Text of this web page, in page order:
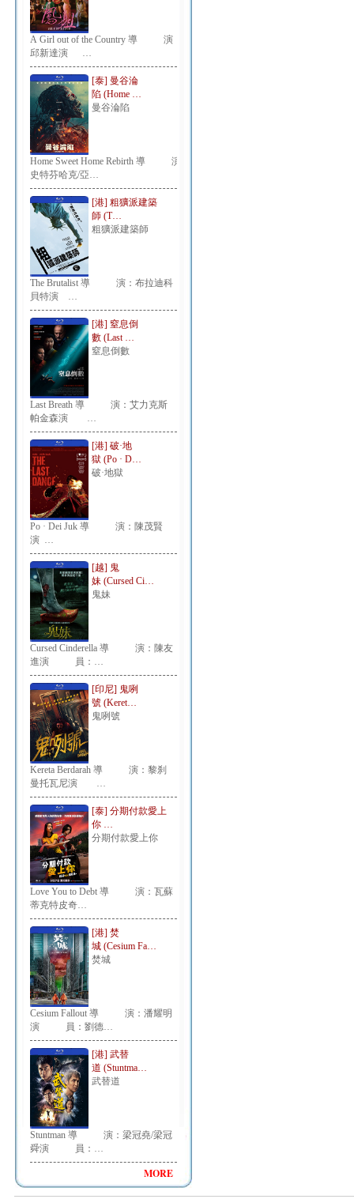
A Girl out of the Country 導 演：
邱新達演 …
[泰] 曼谷淪
陷 (Home …
曼谷淪陷
Home Sweet Home Rebirth 導 演：
史特芬哈克/亞…
[港] 粗獷派建築
師 (T…
粗獷派建築師
The Brutalist 導 演：布拉迪科
貝特演 …
[港] 窒息倒
數 (Last …
窒息倒數
Last Breath 導 演：艾力克斯
帕金森演 …
[港] 破·地
獄 (Po · D…
破·地獄
Po · Dei Juk 導 演：陳茂賢
演 …
[越] 鬼
妹 (Cursed Ci…
鬼妹
Cursed Cinderella 導 演：陳友
進演 員：…
[印尼] 鬼咧
號 (Keret…
鬼咧號
Kereta Berdarah 導 演：黎刹
曼托瓦尼演 …
[泰] 分期付款愛上
你 …
分期付款愛上你
Love You to Debt 導 演：瓦蘇
蒂克特皮奇…
[港] 焚
城 (Cesium Fa…
焚城
Cesium Fallout 導 演：潘耀明
演 員：劉德…
[港] 武替
道 (Stuntma…
武替道
Stuntman 導 演：梁冠堯/梁冠
舜演 員：…
MORE